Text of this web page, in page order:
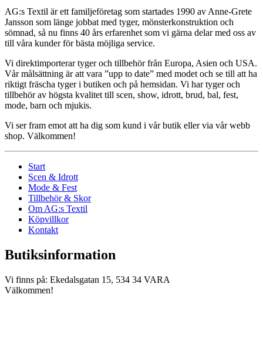
AG:s Textil är ett familjeföretag som startades 1990 av Anne-Grete
Jansson som länge jobbat med tyger, mönsterkonstruktion och
sömnad, så nu finns 40 års erfarenhet som vi gärna delar med oss av
till våra kunder för bästa möjliga service.
Vi direktimporterar tyger och tillbehör från Europa, Asien och USA.
Vår målsättning är att vara ”upp to date” med modet och se till att ha
riktigt fräscha tyger i butiken och på hemsidan. Vi har tyger och
tillbehör av högsta kvalitet till scen, show, idrott, brud, bal, fest,
mode, barn och mjukis.
Vi ser fram emot att ha dig som kund i vår butik eller via vår webb
shop. Välkommen!
Start
Scen & Idrott
Mode & Fest
Tillbehör & Skor
Om AG:s Textil
Köpvillkor
Kontakt
Butiksinformation
Vi finns på: Ekedalsgatan 15, 534 34 VARA
Välkommen!